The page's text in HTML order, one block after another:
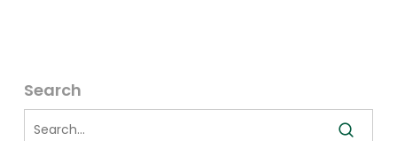
Search